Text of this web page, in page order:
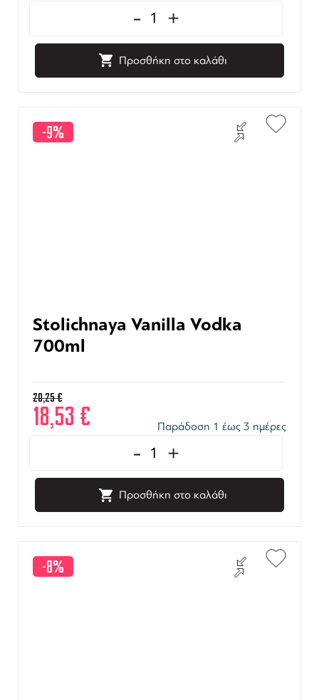
- +
Προσθήκη στο καλάθι
-9%
Stolichnaya Vanilla Vodka
700ml
20,25€
18,53 € Παράδοση 1 έως 3 ημέρες
- +
Προσθήκη στο καλάθι
-8%